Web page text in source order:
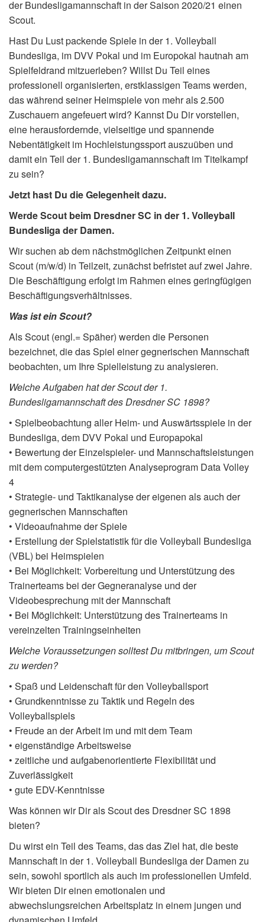
der Bundesligamannschaft in der Saison 2020/21 einen
Scout.
Hast Du Lust packende Spiele in der 1. Volleyball
Bundesliga, im DVV Pokal und im Europokal hautnah am
Spielfeldrand mitzuerleben? Willst Du Teil eines
professionell organisierten, erstklassigen Teams werden,
das während seiner Heimspiele von mehr als 2.500
Zuschauern angefeuert wird? Kannst Du Dir vorstellen,
eine herausfordernde, vielseitige und spannende
Nebentätigkeit im Hochleistungssport auszuüben und
damit ein Teil der 1. Bundesligamannschaft im Titelkampf
zu sein?
Jetzt hast Du die Gelegenheit dazu.
Werde Scout beim Dresdner SC in der 1. Volleyball
Bundesliga der Damen.
Wir suchen ab dem nächstmöglichen Zeitpunkt einen
Scout (m/w/d) in Teilzeit, zunächst befristet auf zwei Jahre.
Die Beschäftigung erfolgt im Rahmen eines geringfügigen
Beschäftigungsverhältnisses.
Was ist ein Scout?
Als Scout (engl.= Späher) werden die Personen
bezeichnet, die das Spiel einer gegnerischen Mannschaft
beobachten, um Ihre Spielleistung zu analysieren.
Welche Aufgaben hat der Scout der 1.
Bundesligamannschaft des Dresdner SC 1898?
• Spielbeobachtung aller Heim- und Auswärtsspiele in der
Bundesliga, dem DVV Pokal und Europapokal
• Bewertung der Einzelspieler- und Mannschaftsleistungen
mit dem computergestützten Analyseprogram Data Volley
4
• Strategie- und Taktikanalyse der eigenen als auch der
gegnerischen Mannschaften
• Videoaufnahme der Spiele
• Erstellung der Spielstatistik für die Volleyball Bundesliga
(VBL) bei Heimspielen
• Bei Möglichkeit: Vorbereitung und Unterstützung des
Trainerteams bei der Gegneranalyse und der
Videobesprechung mit der Mannschaft
• Bei Möglichkeit: Unterstützung des Trainerteams in
vereinzelten Trainingseinheiten
Welche Voraussetzungen solltest Du mitbringen, um Scout
zu werden?
• Spaß und Leidenschaft für den Volleyballsport
• Grundkenntnisse zu Taktik und Regeln des
Volleyballspiels
• Freude an der Arbeit im und mit dem Team
• eigenständige Arbeitsweise
• zeitliche und aufgabenorientierte Flexibilität und
Zuverlässigkeit
• gute EDV-Kenntnisse
Was können wir Dir als Scout des Dresdner SC 1898
bieten?
Du wirst ein Teil des Teams, das das Ziel hat, die beste
Mannschaft in der 1. Volleyball Bundesliga der Damen zu
sein, sowohl sportlich als auch im professionellen Umfeld.
Wir bieten Dir einen emotionalen und
abwechslungsreichen Arbeitsplatz in einem jungen und